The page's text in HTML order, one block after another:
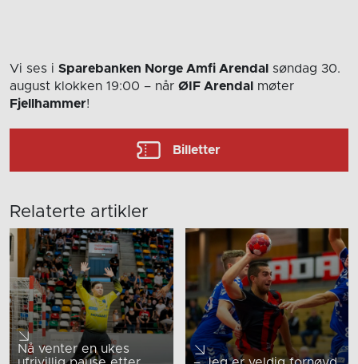
Vi ses i Sparebanken Norge Amfi Arendal
søndag 30.
august klokken 19:00 – når ØIF Arendal
møter
Fjellhammer!
Billetter
Relaterte artikler
Nå venter en ukes